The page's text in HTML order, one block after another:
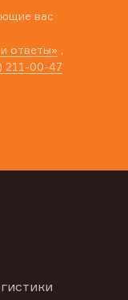
вас
ответы»
211-00-47